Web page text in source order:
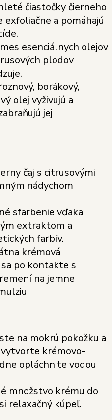
čiastočky čierneho
exfoliačne a pomáhajú
esenciálnych olejov
plodov
borákový,
olej vyživujú a
jej
čaj s citrusovými
nádychom
sfarbenie vďaka
extraktom a
farbív.
krémová
po kontakte s
na jemne
na mokrú pokožku a
krémovo-
opláchnite vodou
množstvo krému do
relaxačný kúpeľ.